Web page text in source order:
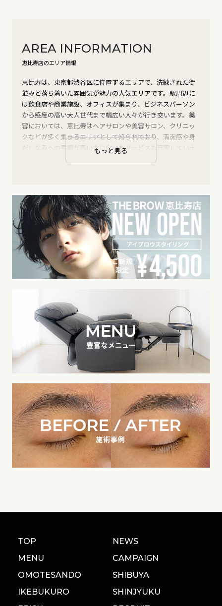
AREA INFORMATION
恵比寿店のエリア情報
恵比寿は、東京都渋谷区に位置するエリアで、洗練された街
並みと落ち着いた雰囲気が魅力の人気エリアです。駅周辺に
は飲食店や商業施設、オフィスが集まり、ビジネスパーソン
から感度の高い大人世代まで幅広い人々が行き交います。美
容においては、恵比寿はヘアサロンや美容サロン、クリニッ
クなどが多く集まるエリアとして知られており、清潔感や身
だしなみへの意識が高い方に向けたサービスも充実していま
もっと見る
TOP
NEWS
MENU
CAMPAIGN
OMOTESANDO
SHIBUYA
IKEBUKURO
SHINJYUKU